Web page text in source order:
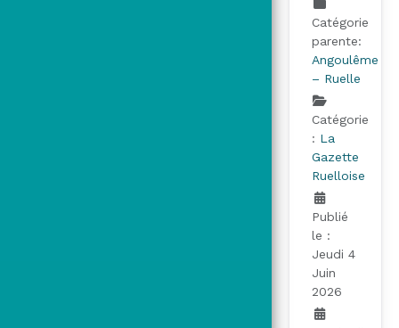
Catégorie
parente:
Angoulême
– Ruelle
Catégorie
: La
Gazette
Ruelloise
Publié
le :
Jeudi 4
Juin
2026